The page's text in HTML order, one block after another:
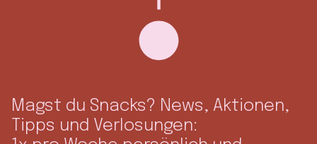
Magst du Snacks? News, Aktionen,
Tipps und Verlosungen: